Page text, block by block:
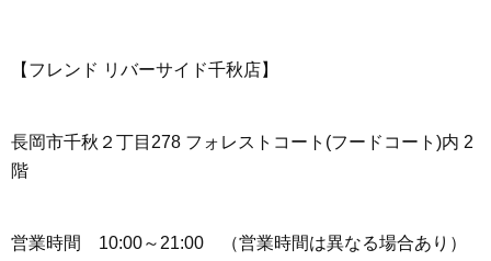
【フレンド リバーサイド千秋店】
長岡市千秋２丁目278 フォレストコート(フードコート)内 2
階
営業時間 10:00～21:00 （営業時間は異なる場合あり）